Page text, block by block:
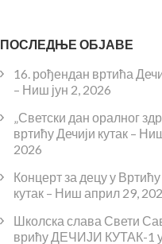
ПОСЛЕДЊЕ ОБЈАВЕ
16. рођендан вртића
– Ниш јун 2, 2026
„Светски дан оралног
вртићу Дечији кутак –
2026
Концерт за децу у Вртићу
кутак – Ниш април 29,
Школска слава Свети
врићу ДЕЧИЈИ КУТАК-1